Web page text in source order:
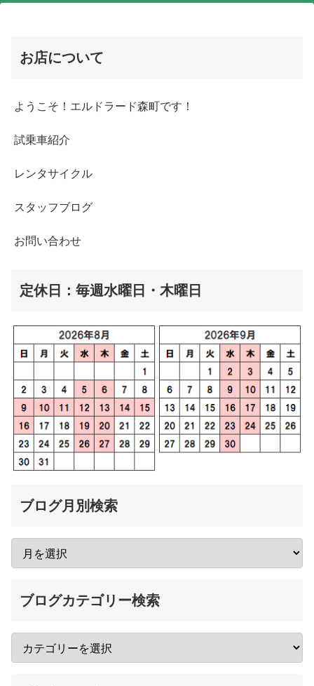
お店について
ようこそ！エルドラード森町です！
試乗車紹介
レンタサイクル
スタッフブログ
お問い合わせ
定休日：毎週水曜日・木曜日
ブログ月別検索
ブログカテゴリー検索